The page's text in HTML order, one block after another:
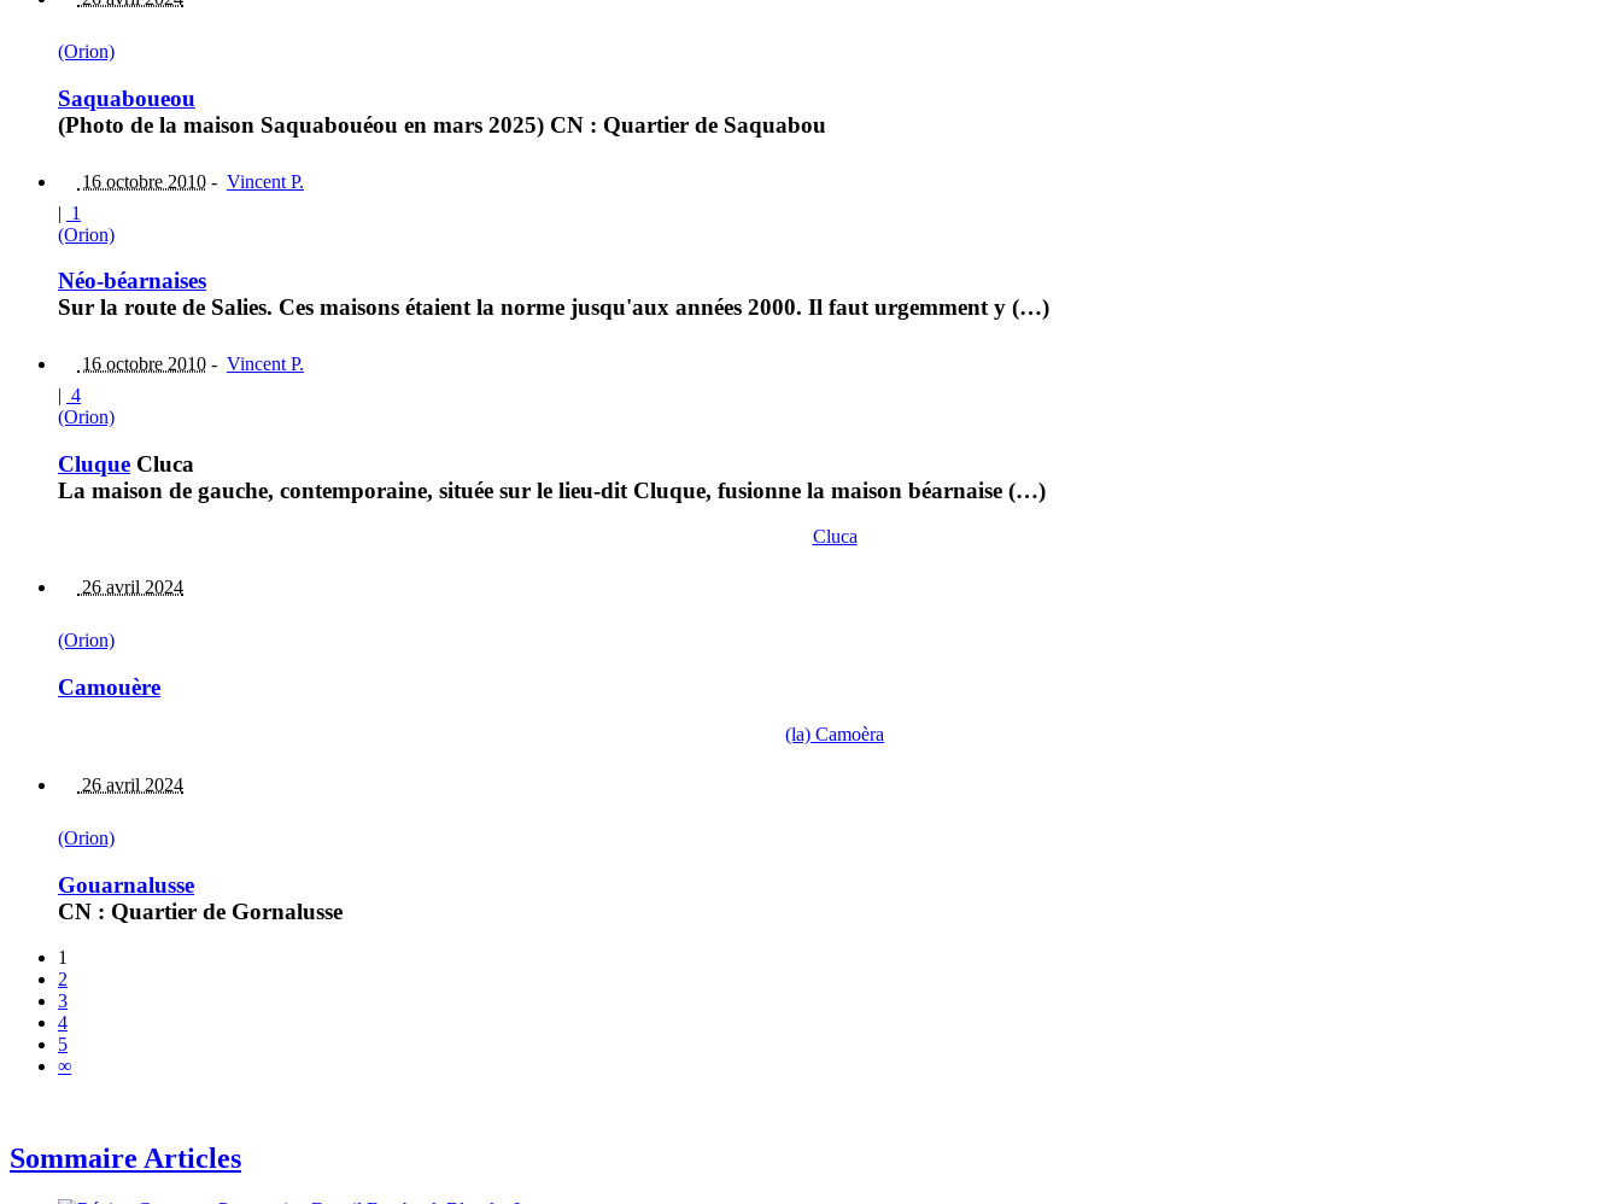
(Orion)
Saquaboueou
(Photo de la maison Saquabouéou en mars 2025) CN : Quartier de Saquabou
16 octobre 2010 - Vincent P.
| 1
(Orion)
Néo-béarnaises
Sur la route de Salies. Ces maisons étaient la norme jusqu'aux années 2000. Il faut urgemment y (…)
16 octobre 2010 - Vincent P.
| 4
(Orion)
Cluque Cluca
La maison de gauche, contemporaine, située sur le lieu-dit Cluque, fusionne la maison béarnaise (…)
Cluca
26 avril 2024
(Orion)
Camouère
(la) Camoèra
26 avril 2024
(Orion)
Gouarnalusse
CN : Quartier de Gornalusse
1
2
3
4
5
∞
Sommaire Articles